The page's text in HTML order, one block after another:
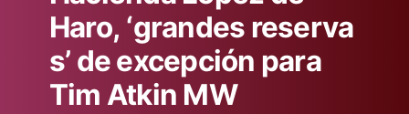
Haro, ‘grandes reserva
s’ de excepción para
Tim Atkin MW